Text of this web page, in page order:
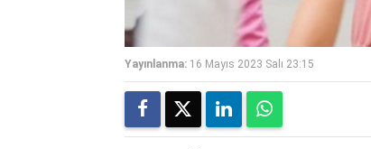
Yayınlanma: 16 Mayıs 2023 Salı 23:15